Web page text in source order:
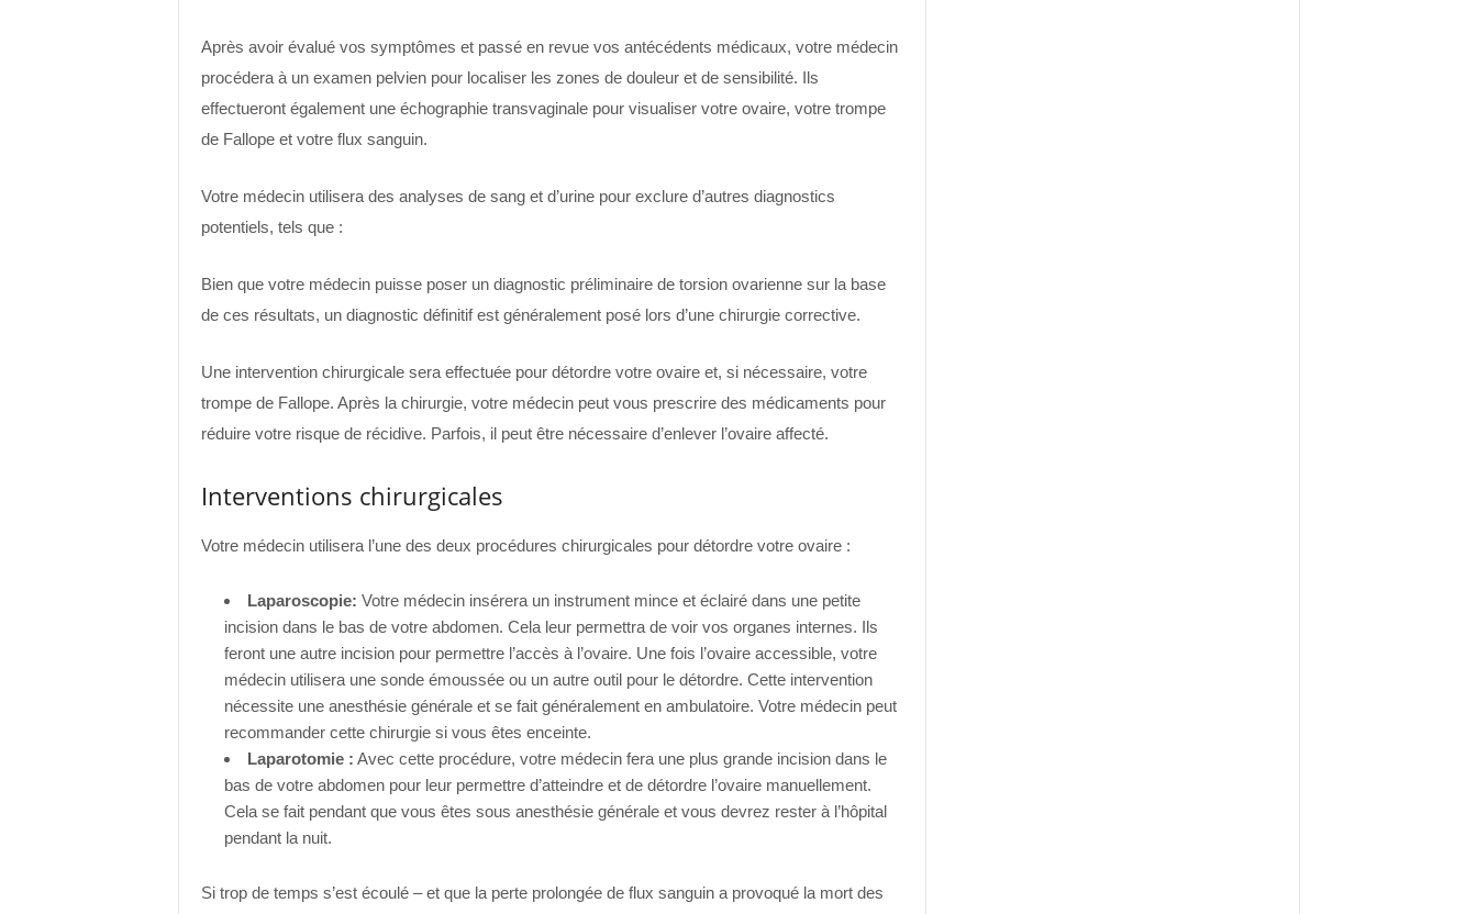
Après avoir évalué vos symptômes et passé en revue vos antécédents médicaux, votre médecin
procédera à un examen pelvien pour localiser les zones de douleur et de sensibilité. Ils
effectueront également une échographie transvaginale pour visualiser votre ovaire, votre trompe
de Fallope et votre flux sanguin.
Votre médecin utilisera des analyses de sang et d’urine pour exclure d’autres diagnostics
potentiels, tels que :
Bien que votre médecin puisse poser un diagnostic préliminaire de torsion ovarienne sur la base
de ces résultats, un diagnostic définitif est généralement posé lors d’une chirurgie corrective.
Une intervention chirurgicale sera effectuée pour détordre votre ovaire et, si nécessaire, votre
trompe de Fallope. Après la chirurgie, votre médecin peut vous prescrire des médicaments pour
réduire votre risque de récidive. Parfois, il peut être nécessaire d’enlever l’ovaire affecté.
Interventions chirurgicales
Votre médecin utilisera l’une des deux procédures chirurgicales pour détordre votre ovaire :
Laparoscopie: Votre médecin insérera un instrument mince et éclairé dans une petite
incision dans le bas de votre abdomen. Cela leur permettra de voir vos organes internes. Ils
feront une autre incision pour permettre l’accès à l’ovaire. Une fois l’ovaire accessible, votre
médecin utilisera une sonde émoussée ou un autre outil pour le détordre. Cette intervention
nécessite une anesthésie générale et se fait généralement en ambulatoire. Votre médecin peut
recommander cette chirurgie si vous êtes enceinte.
Laparotomie : Avec cette procédure, votre médecin fera une plus grande incision dans le
bas de votre abdomen pour leur permettre d’atteindre et de détordre l’ovaire manuellement.
Cela se fait pendant que vous êtes sous anesthésie générale et vous devrez rester à l’hôpital
pendant la nuit.
Si trop de temps s’est écoulé – et que la perte prolongée de flux sanguin a provoqué la mort des